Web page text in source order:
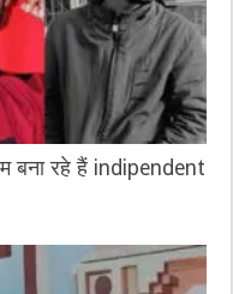
बना रहे हैं indipendent